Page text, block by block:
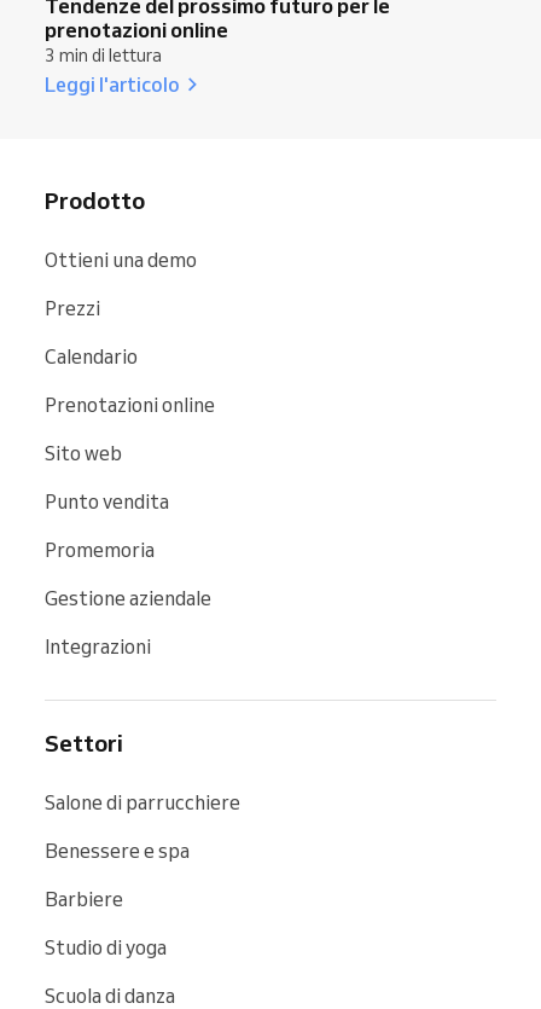
Tendenze del prossimo futuro per le
prenotazioni online
3 min di lettura
Leggi l'articolo
Prodotto
Ottieni una demo
Prezzi
Calendario
Prenotazioni online
Sito web
Punto vendita
Promemoria
Gestione aziendale
Integrazioni
Settori
Salone di parrucchiere
Benessere e spa
Barbiere
Studio di yoga
Scuola di danza